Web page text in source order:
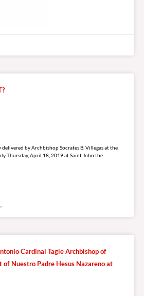
by Archbishop Socrates B. Villegas at the
Thursday, April 18, 2019 at Saint John the
Cardinal Tagle Archbishop of
Nuestro Padre Hesus Nazareno at